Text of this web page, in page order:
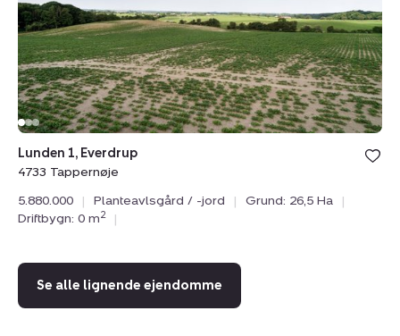
Everdrup,
4733
Tappernøje
Lunden 1, Everdrup
4733 Tappernøje
5.880.000
| Planteavlsgård / -jord | Grund: 26,5 Ha
|
Driftbygn: 0 m2 |
Se alle lignende ejendomme